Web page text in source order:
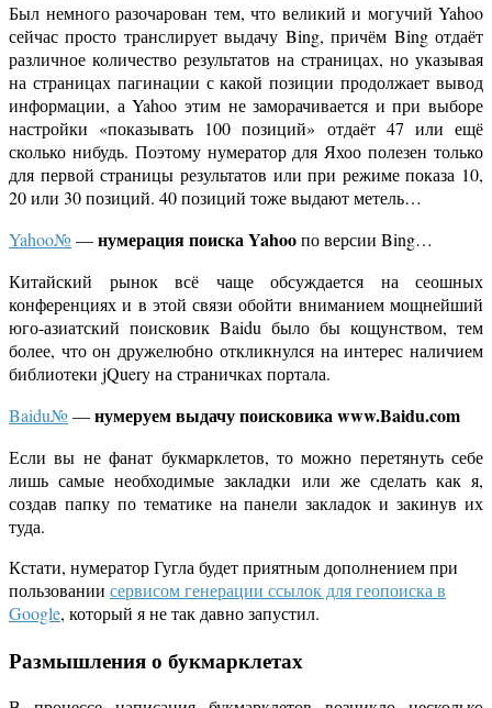
Был немного разочарован тем, что великий и могучий Yahoo
сейчас просто транслирует выдачу Bing, причём Bing отдаёт
различное количество результатов на страницах, но указывая
на страницах пагинации с какой позиции продолжает вывод
информации, а Yahoo этим не заморачивается и при выборе
настройки «показывать 100 позиций» отдаёт 47 или ещё
сколько нибудь. Поэтому нумератор для Яхоо полезен только
для первой страницы результатов или при режиме показа 10,
20 или 30 позиций. 40 позиций тоже выдают метель…
Yahoo№—нумерация поиска Yahooпо версии Bing…
Китайский рынок всё чаще обсуждается на сеошных
конференциях и в этой связи обойти вниманием мощнейший
юго-азиатский поисковик Baidu было бы кощунством, тем
более, что он дружелюбно откликнулся на интерес наличием
библиотеки jQuery на страничках портала.
Baidu№—нумеруем выдачу поисковика www.Baidu.com
Если вы не фанат букмарклетов, то можно перетянуть себе
лишь самые необходимые закладки или же сделать как я,
создав папку по тематике на панели закладок и закинув их
туда.
Кстати, нумератор Гугла будет приятным дополнением при
пользовании сервисом генерации ссылок для геопоиска в
Google, который я не так давно запустил.
Размышления о букмарклетах